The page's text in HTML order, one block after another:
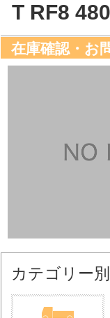
T RF8
在庫確認・お
カテゴリー